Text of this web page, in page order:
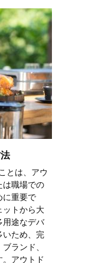
とは、アウ
は職場での
に重要で
ットから大
用途なデバ
いため、完
ランド、
アウトド